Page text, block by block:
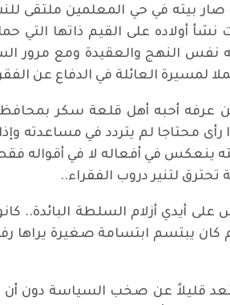
بيته في حي المعلمين ملتقى
على القيم ذاتها التي
نفس النهج والعقيدة ومع مرور
لمسيرة العائلة في الدفاع عن
عرفه أحبه أهل قلعة سكر
محتاجا لم يتردد في مساعدته
ينعكس في أفعاله لا في أقواله
لتنير دروب الفقراء..
أزلام السلطة البائدة..
يبتسم ابتسامة صغيرة يراها
قليلاً عن صخب السياسة دون أن